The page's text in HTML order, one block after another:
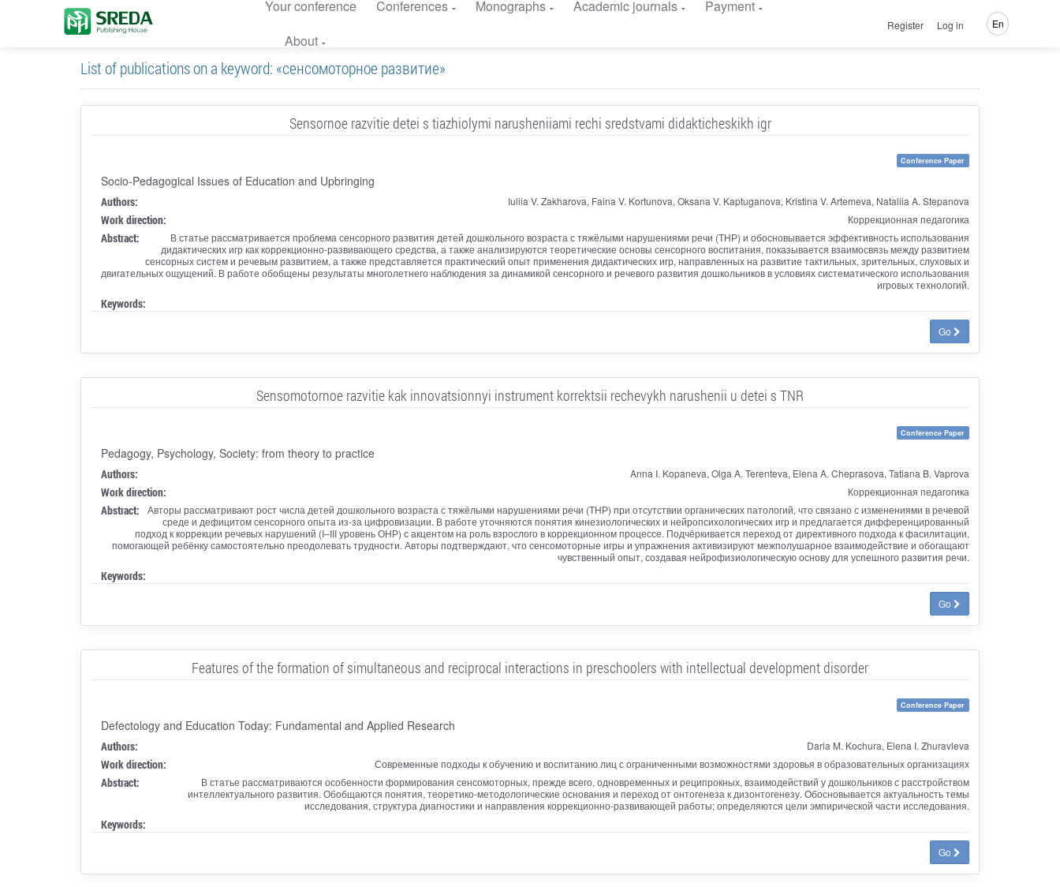
Your conference Conferences Monographs Academic journals
Payment
About
Register Log in En
List of publications on a keyword: «сенсомоторное развитие»
Sensornoe razvitie detei s tiazhiolymi narusheniiami rechi sredstvami didakticheskikh igr
Conference Paper
Socio-Pedagogical Issues of Education and Upbringing
Authors: Iuliia V. Zakharova, Faina V. Kortunova, Oksana V. Kaptuganova, Kristina V. Artemeva, Nataliia A. Stepanova
Work direction: Коррекционная педагогика
Abstract:
В статье рассматривается проблема сенсорного развития детей дошкольного возраста с тяжёлыми нарушениями речи (ТНР) и обосновывается эффективность использования
дидактических игр как коррекционно-развивающего средства, а также анализируются теоретические основы сенсорного воспитания, показывается взаимосвязь между развитием
сенсорных систем и речевым развитием, а также представляется практический опыт применения дидактических игр, направленных на развитие тактильных, зрительных, слуховых и
двигательных ощущений. В работе обобщены результаты многолетнего наблюдения за динамикой сенсорного и речевого развития дошкольников в условиях систематического использования
игровых технологий.
Keywords:
Go
Sensomotornoe razvitie kak innovatsionnyi instrument korrektsii rechevykh narushenii u detei s TNR
Conference Paper
Pedagogy, Psychology, Society: from theory to practice
Authors: Anna I. Kopaneva, Olga A. Terenteva, Elena A. Cheprasova, Tatiana B. Vaprova
Work direction: Коррекционная педагогика
Abstract:
Авторы рассматривают рост числа детей дошкольного возраста с тяжёлыми нарушениями речи (ТНР) при отсутствии органических патологий, что связано с изменениями в речевой
среде и дефицитом сенсорного опыта из-за цифровизации. В работе уточняются понятия кинезиологических и нейропсихологических игр и предлагается дифференцированный
подход к коррекции речевых нарушений (I–III уровень ОНР) с акцентом на роль взрослого в коррекционном процессе. Подчёркивается переход от директивного подхода к фасилитации,
помогающей ребёнку самостоятельно преодолевать трудности. Авторы подтверждают, что сенсомоторные игры и упражнения активизируют межполушарное взаимодействие и обогащают
чувственный опыт, создавая нейрофизиологическую основу для успешного развития речи.
Keywords:
Go
Features of the formation of simultaneous and reciprocal interactions in preschoolers with intellectual development disorder
Conference Paper
Defectology and Education Today: Fundamental and Applied Research
Authors: Daria M. Kochura, Elena I. Zhuravleva
Work direction: Современные подходы к обучению и воспитанию лиц с ограниченными возможностями здоровья в образовательных организациях
Abstract:
В статье рассматриваются особенности формирования сенсомоторных, прежде всего, одновременных и реципрокных, взаимодействий у дошкольников с расстройством
интеллектуального развития. Обобщаются понятия, теоретико-методологические основания и переход от онтогенеза к дизонтогенезу. Обосновывается актуальность темы
исследования, структура диагностики и направления коррекционно-развивающей работы; определяются цели эмпирической части исследования.
Keywords:
Go